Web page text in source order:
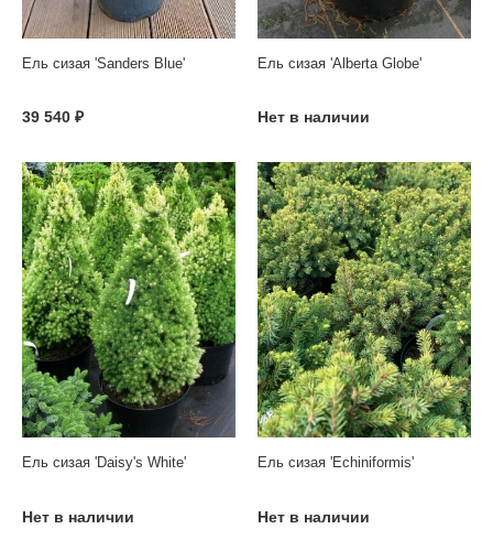
Ель сизая 'Sanders Blue'
39 540 ₽
Ель сизая 'Alberta Globe'
Нет в наличии
Ель сизая 'Daisy's White'
Нет в наличии
Ель сизая 'Echiniformis'
Нет в наличии